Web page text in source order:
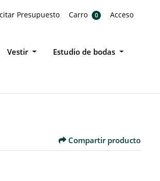
Presupuesto
Presupuesto Carro
Carro 0 Acceso
Acceso
Vestir Estudio de bodas
Compartir producto